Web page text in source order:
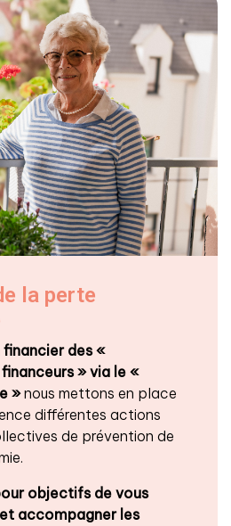
la perte
des «
» via le «
»nous mettons en place
différentes actions
de prévention de
objectifs de vous
accompagner les